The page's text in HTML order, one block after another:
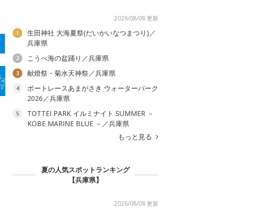
2026/08/08 更新
1
生田神社 大海夏祭(だいかいなつまつり)／
兵庫県
2 こうべ海の盆踊り／兵庫県
3 献燈祭・菊水天神祭／兵庫県
4
ボートレースあまがさき ウォーターパーク
2026／兵庫県
5
TOTTEI PARK イルミナイト SUMMER －
KOBE MARINE BLUE －／兵庫県
もっと見る
夏の人気スポットランキング
【兵庫県】
2026/08/08 更新